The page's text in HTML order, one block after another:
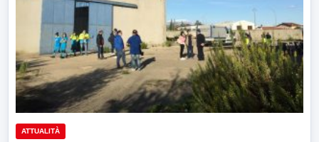
ATTUALITÀ